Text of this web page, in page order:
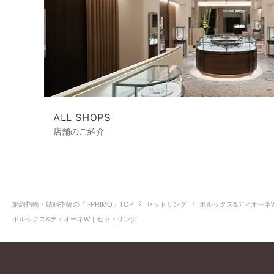
ALL SHOPS
店舗のご紹介
婚約指輪・結婚指輪の「I-PRIMO」TOP セットリング
ポルックス&ディオーネ
ポルックス&ディオーネW｜セットリング